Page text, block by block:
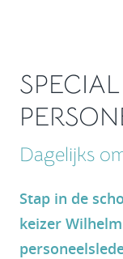
Dagelijks
Stap in de
keizer